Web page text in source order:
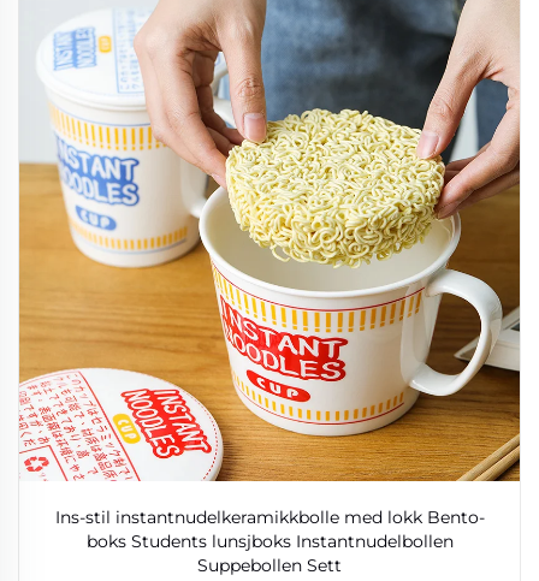
Ins-stil instantnudelkeramikkbolle med lokk Bento-
boks Students lunsjboks Instantnudelbollen
Suppebollen Sett